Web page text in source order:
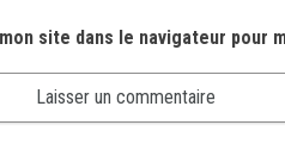
site dans le navigateur pour